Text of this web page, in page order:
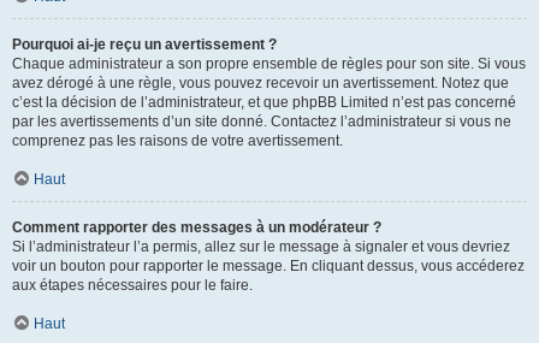
Pourquoi ai-je reçu un avertissement ?
Chaque administrateur a son propre ensemble de règles pour son site. Si vous
avez dérogé à une règle, vous pouvez recevoir un avertissement. Notez que
c’est la décision de l’administrateur, et que phpBB Limited n’est pas concerné
par les avertissements d’un site donné. Contactez l’administrateur si vous ne
comprenez pas les raisons de votre avertissement.
Haut
Comment rapporter des messages à un modérateur ?
Si l’administrateur l’a permis, allez sur le message à signaler et vous devriez
voir un bouton pour rapporter le message. En cliquant dessus, vous accéderez
aux étapes nécessaires pour le faire.
Haut